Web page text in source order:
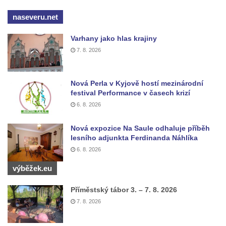
Pomník Vojtěcha Adalberta Lanny v parku
Na Sadech v Českých Budějovicích
Pomník Přemysla Otakara II. v parku Na
Sadech v Českých Budějovicích
Socha Mateřství v parku Na Sadech v
Českých Budějovicích
Památník Otokara Mokrého v parku Na
Sadech v Českých Budějovicích
Poslední dochovaný tramvajový sloup na
Pražské třídě v Českých Budějovicích
Socha Civilizovaní na Husově třídě v
Českých Budějovicích
Socha svatého Jana Nepomuckého Na
Sadech u Mlýnské stoky v Českých
Budějovicích
naseveru.net
Varhany jako hlas krajiny
7. 8. 2026
Nová Perla v Kyjově hostí mezinárodní
festival Performance v časech krizí
6. 8. 2026
Nová expozice Na Saule odhaluje příběh
lesního adjunkta Ferdinanda Náhlíka
6. 8. 2026
výběžek.eu
Příměstský tábor 3. – 7. 8. 2026
7. 8. 2026